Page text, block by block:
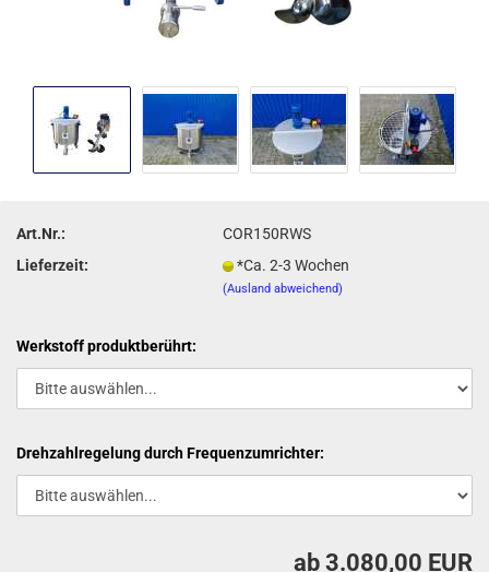
Art.Nr.:
COR150RWS
Lieferzeit:
*Ca. 2-3 Wochen
(Ausland abweichend)
Werkstoff produktberührt:
Drehzahlregelung durch Frequenzumrichter:
ab 3.080,00 EUR